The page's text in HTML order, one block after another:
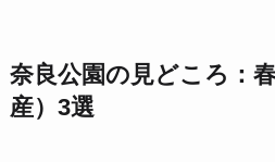
奈良公園の見どころ：
産）3選